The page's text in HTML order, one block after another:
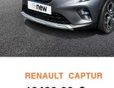
RENAULT CAPTUR